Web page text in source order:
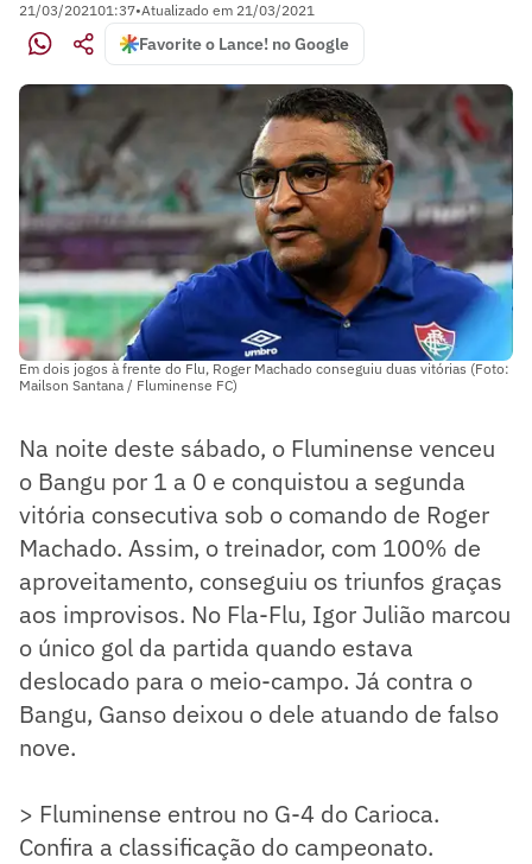
21/03/202101:37•Atualizado em 21/03/2021
Favorite o Lance! no Google
Em dois jogos à frente do Flu, Roger Machado conseguiu duas vitórias (Foto:
Mailson Santana / Fluminense FC)
Na noite deste sábado, o Fluminense venceu
o Bangu por 1 a 0 e conquistou a segunda
vitória consecutiva sob o comando de Roger
Machado. Assim, o treinador, com 100% de
aproveitamento, conseguiu os triunfos graças
aos improvisos. No Fla-Flu, Igor Julião marcou
o único gol da partida quando estava
deslocado para o meio-campo. Já contra o
Bangu, Ganso deixou o dele atuando de falso
nove.
> Fluminense entrou no G-4 do Carioca.
Confira a classificação do campeonato.